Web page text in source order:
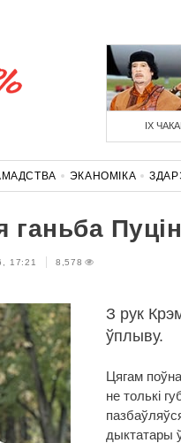
ІХ
ЭКАНОМІКА
17:21 8,578
З рук
ўплыву.
Цягам
не толькі
дыктатары